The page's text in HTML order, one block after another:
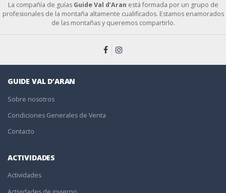
La compañía de guías Guide Val d’Aran está formada por un grupo de
profesionales de la montaña altamente cualificados. Estamos enamorados
de las montañas y queremos compartirlo.
GUIDE VAL D’ARAN
Sobre nosotros
Condiciones Generales de Venta
Contacto
ACTIVIDADES
Actividades